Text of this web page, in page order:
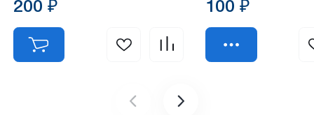
200 ₽ 100 ₽